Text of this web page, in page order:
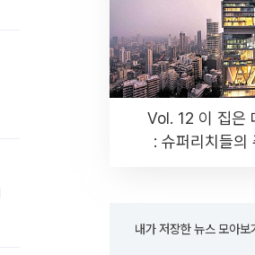
Vol. 12 이 집은
: 슈퍼리치들의
내가 저장한 뉴스 모아보